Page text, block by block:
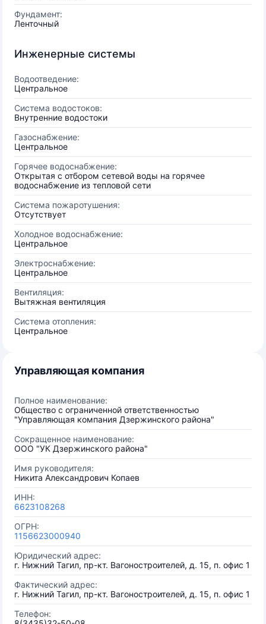
Фундамент:
Ленточный
Инженерные системы
Водоотведение:
Центральное
Система водостоков:
Внутренние водостоки
Газоснабжение:
Центральное
Горячее водоснабжение:
Открытая с отбором сетевой воды на горячее
водоснабжение из тепловой сети
Система пожаротушения:
Отсутствует
Холодное водоснабжение:
Центральное
Электроснабжение:
Центральное
Вентиляция:
Вытяжная вентиляция
Система отопления:
Центральное
Управляющая компания
Полное наименование:
Общество с ограниченной ответственностью
"Управляющая компания Дзержинского района"
Сокращенное наименование:
ООО "УК Дзержинского района"
Имя руководителя:
Никита Александрович Копаев
ИНН:
6623108268
ОГРН:
1156623000940
Юридический адрес:
г. Нижний Тагил, пр-кт. Вагоностроителей, д. 15, п. офис 1
Фактический адрес:
г. Нижний Тагил, пр-кт. Вагоностроителей, д. 15, п. офис 1
Телефон: